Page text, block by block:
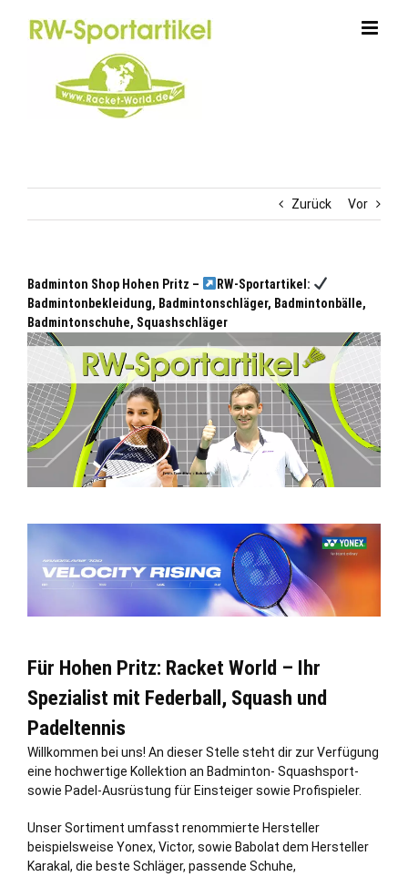
Zurück Vor
Badminton Shop Hohen Pritz –
RW-Sportartikel:
Badmintonbekleidung, Badmintonschläger, Badmintonbälle,
Badmintonschuhe, Squashschläger
Für Hohen Pritz: Racket World – Ihr
Spezialist mit Federball, Squash und
Padeltennis
Willkommen bei uns! An dieserStelle steht dir zur Verfügung
eine hochwertige Kollektion an Badminton- Squashsport-
sowie Padel-Ausrüstung für Einsteiger sowie Profispieler.
Unser Sortiment umfasst renommierte Hersteller
beispielsweise Yonex, Victor, sowie Babolat dem Hersteller
Karakal, die beste Schläger, passende Schuhe,